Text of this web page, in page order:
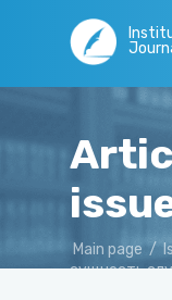
Main page /
сущность